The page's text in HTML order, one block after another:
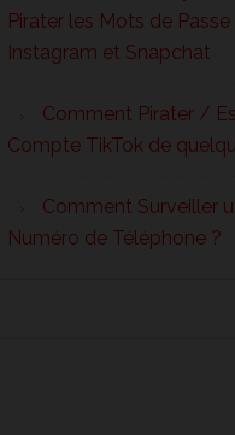
Pirater les Mots de
Instagram et Snapchat
Comment Pirater /
Compte TikTok de
Comment Surveiller
Numéro de Téléphone ?